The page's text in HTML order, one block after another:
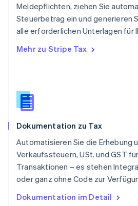
Meldepflichten, ziehen Sie
Steuerbetrag ein und generieren
alle erforderlichen Unterlagen für
Mehr zu Stripe Tax
Dokumentation zu Tax
Automatisieren Sie die Erhebung
Verkaufssteuern, USt. und GST
Transaktionen – es stehen
oder ganz ohne Code zur
Dokumentation im Detail
Schweiz
DeutschFrançaisItalianoEnglish
Singapur
Slowakei
Sonderverwaltungsregion
China
Spanien
EspañolEnglish
Thailand
Tschechische Republik
English
English